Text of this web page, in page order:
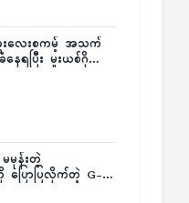
းလေးစကမ့် အသက်
နေရပြီး မူးယစ်ဂိုဏ်း
မုန်းတဲ့
ြောပြလိုက်တဲ့ G-